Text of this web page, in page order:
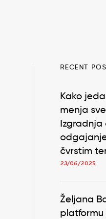
RECENT
Kako
menja
Izgradnja
čvrstim
23/06/2025
Željana
platformu